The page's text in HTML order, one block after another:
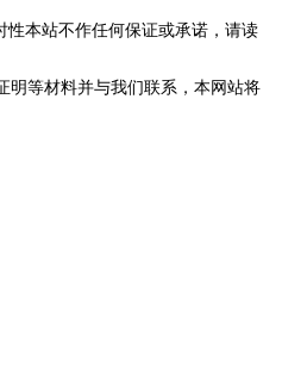
本站不作任何保证或承诺，请读
等材料并与我们联系，本网站将